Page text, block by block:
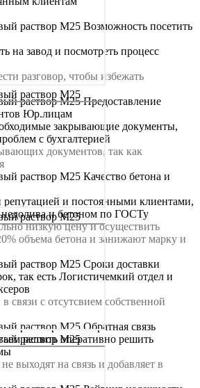
Возможность посетить
на завод и посмотреть процесс
разговор, чтобы избежать
Предоставление
Юр.лицам
закрывающие документы,
с бухгалтерией
документов, так как
Качество бетона и
репутацией и постоянными клиентами,
недолива и бетоном по ГОСТу
низкую цену и осуществить
объема бетона и занижают марку и
Сроки доставки
так есть Логистичемкий отдел и
связи с отсутсвием собственной
Обратная связь
решить оперативно решить
выходят на связь и добавляет в